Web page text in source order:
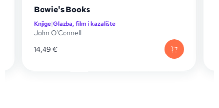
Bowie's Books
Knjige|Glazba, film i kazalište
John O'Connell
14,49€